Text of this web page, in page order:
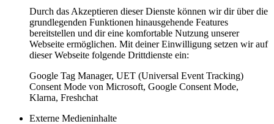
Durch das Akzeptieren dieser Dienste können wir dir über die
grundlegenden Funktionen hinausgehende Features
bereitstellen und dir eine komfortable Nutzung unserer
Webseite ermöglichen. Mit deiner Einwilligung setzen wir auf
dieser Webseite folgende Drittdienste ein:
Google Tag Manager, UET (Universal Event Tracking)
Consent Mode von Microsoft, Google Consent Mode,
Klarna, Freshchat
Externe Medieninhalte